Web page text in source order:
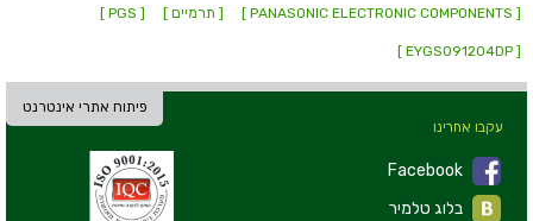
[ PANASONIC ELECTRONIC COMPONENTS ] [ תרמיים ] [ PGS ]
[ EYGS091204DP ]
פיתוח אתרי אינטרנט
עקבו אחרינו
Facebook